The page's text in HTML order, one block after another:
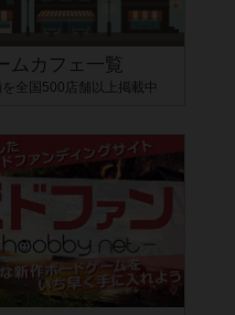
ムカフェ一覧
全国500店舗以上掲載中